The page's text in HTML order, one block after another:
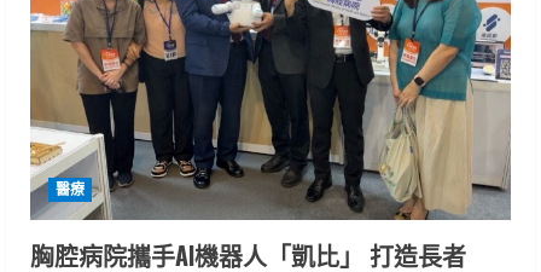
醫療
胸腔病院攜手AI機器人「凱比」 打造長者